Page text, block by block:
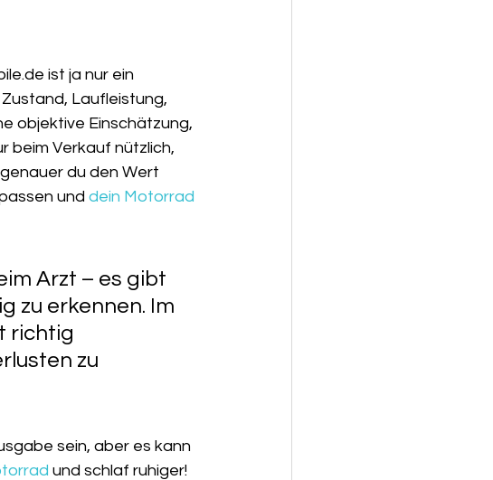
ist ja nur ein
Laufleistung,
objektive Einschätzung,
beim Verkauf nützlich,
du den Wert
und dein Motorrad
Arzt – es gibt
zu erkennen. Im
richtig
zu
sein, aber es kann
und schlaf ruhiger!